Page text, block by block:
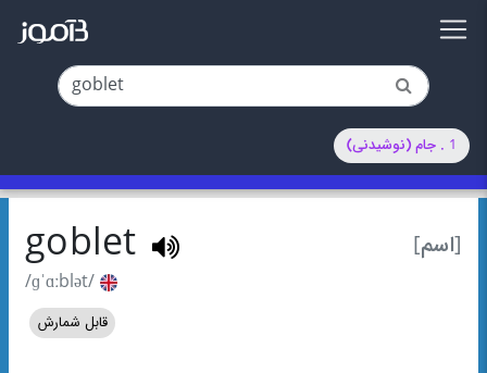
1 . جام (نوشیدنی)
[اسم] goblet
/ɡˈɑːblət/
قابل شمارش